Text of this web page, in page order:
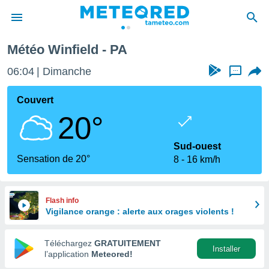
de
Météo Winfield - PA
06:04 Dimanche ...
Couvert
20°
Sensation de 20°
Sud-ouest
8
16 km/h
Flash info
Vigilance orange : alerte aux orages violents !
Téléchargez GRATUITEMENT
l’application Meteored!
Installer